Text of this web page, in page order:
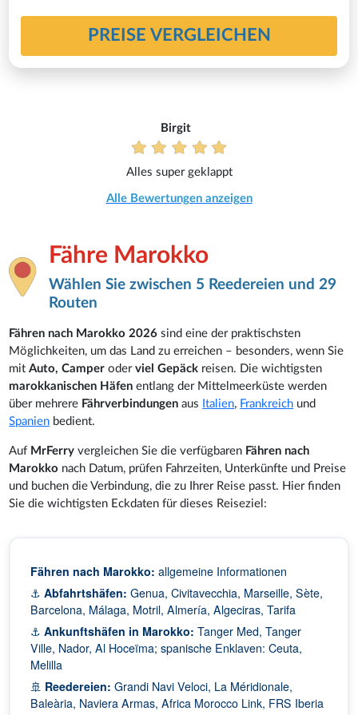
PREISE VERGLEICHEN
Birgit
Alles super geklappt
Alle Bewertungen anzeigen
Fähre Marokko
Wählen Sie zwischen 5 Reedereien und 29
Routen
Fähren nach Marokko 2026 sind eine der praktischsten
Möglichkeiten, um das Land zu erreichen – besonders, wenn Sie
mitAuto, Camper oderviel Gepäck reisen. Die wichtigsten
marokkanischen Häfen entlang der Mittelmeerküste werden
über mehrere Fährverbindungen aus Italien, Frankreich und
Spanien bedient.
Auf MrFerry vergleichen Sie die verfügbaren Fähren nach
Marokko nach Datum, prüfen Fahrzeiten, Unterkünfte und Preise
und buchen die Verbindung, die zu Ihrer Reise passt. Hier finden
Sie die wichtigsten Eckdaten für dieses Reiseziel:
Fähren nach Marokko: allgemeine Informationen
⚓Abfahrtshäfen: Genua, Civitavecchia, Marseille, Sète,
Barcelona, Málaga, Motril, Almería, Algeciras, Tarifa
⚓Ankunftshäfen in Marokko: Tanger Med, Tanger
Ville, Nador, Al Hoceïma; spanische Enklaven: Ceuta,
Melilla
🚢 Reedereien: Grandi Navi Veloci, La Méridionale,
Baleària, Naviera Armas, Africa Morocco Link, FRS Iberia